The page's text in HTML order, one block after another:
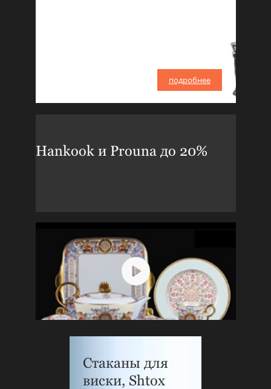
подробнее
Hankook и Prouna до 20%
Стаканы для
виски, Shtox